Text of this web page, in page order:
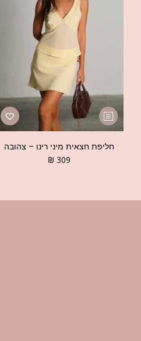
חליפת חצאית מיני רינו – צהובה
₪ 309